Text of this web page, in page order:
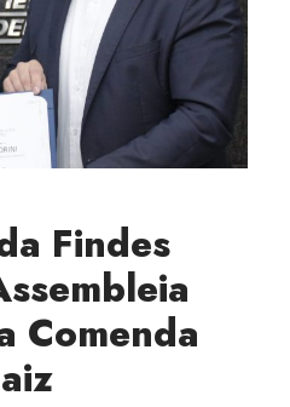
Findes
Comenda